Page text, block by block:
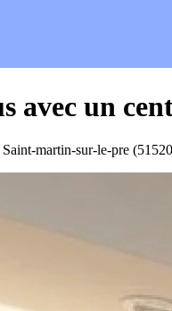
avec un
martin-sur-le-pre